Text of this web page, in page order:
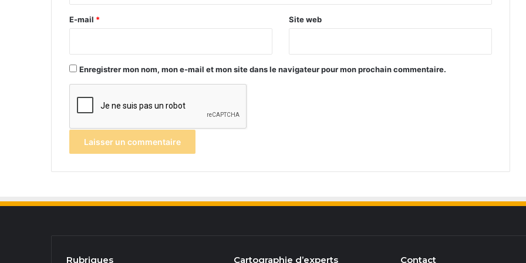
e
E-mail * Site web
Enregistrer mon nom, mon e-mail et mon site dans le navigateur pour mon prochain commentaire.
Rubriques Cartographie d’experts Contact